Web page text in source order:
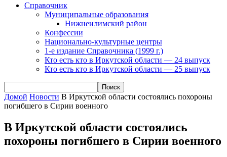
Справочник
Муниципальные образования
Нижнеилимский район
Конфессии
Национально-культурные центры
1-е издание Справочника (1999 г.)
Кто есть кто в Иркутской области — 24 выпуск
Кто есть кто в Иркутской области — 25 выпуск
Домой Новости В Иркутской области состоялись похороны
погибшего в Сирии военного
В Иркутской области состоялись
похороны погибшего в Сирии военного